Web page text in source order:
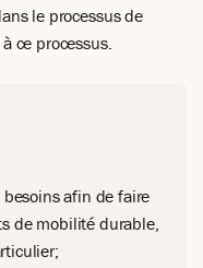
le processus de
ce processus.
afin de faire
de mobilité durable,